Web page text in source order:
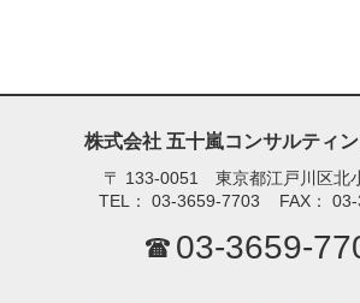
株式会社 五十嵐コンサルティ
〒 133-0051 東京都江戸川区北
TEL：
03-3659-7703 FAX：
03-3659-